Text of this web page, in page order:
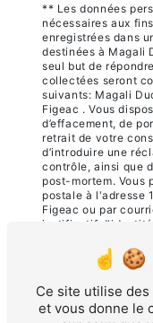
** Les données
nécessaires aux
enregistrées dans
destinées à Magali
seul but de
collectées seront
suivants: Magali
Figeac . Vous
d’effacement, de
retrait de votre
d’introduire une
contrôle, ainsi que
post-mortem. Vous
postale à l'adresse
Figeac ou par
justificatif d'identité
conservons vos
contact puis
fins probatoires et
le droit de vous
démarchage
Bloctel.gouv.fr.
Ce site utilise des
et vous donne le